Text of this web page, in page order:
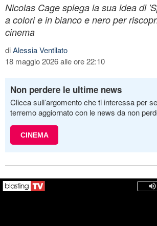
Nicolas Cage spiega la sua idea di
a colori e in bianco e nero per
cinema
diAlessia Ventilato
18 maggio 2026 alle ore 22:10
Non perdere le ultime news
Clicca sull’argomento che ti interessa per
terremo aggiornato con le news da non
CINEMA